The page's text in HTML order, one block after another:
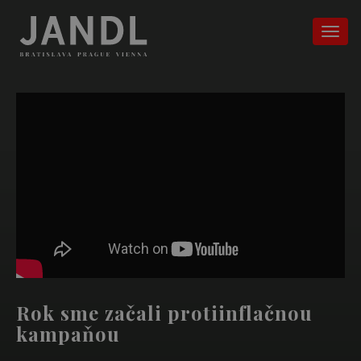
Rok sme začali protiinflačnou
kampaňou